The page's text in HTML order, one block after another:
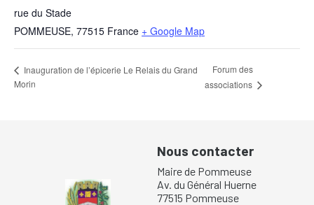
rue du Stade
POMMEUSE, 77515 France + Google Map
Inauguration de l’épicerie Le Relais du Grand
Morin
Forum des
associations
Nous contacter
Maire de Pommeuse
Av. du Général Huerne
77515 Pommeuse